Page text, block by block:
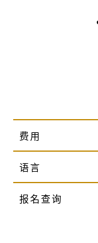
费用
语言
报名查询